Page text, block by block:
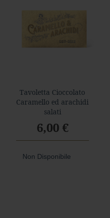
Tavoletta Cioccolato
Caramello ed arachidi
salati
6,00 €
Non Disponibile